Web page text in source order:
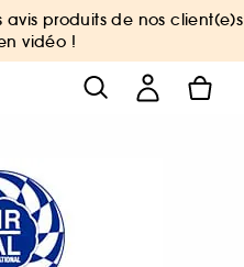
avis produits de nos client(e)s
vidéo !